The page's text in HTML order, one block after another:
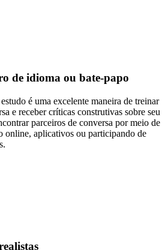
de idioma ou bate-papo
é uma excelente maneira de treinar
e receber críticas construtivas sobre seu
parceiros de conversa por meio de
online, aplicativos ou participando de